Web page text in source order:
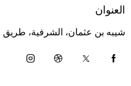
العنوان
شيبه بن عثمان، الشرفية، طريق